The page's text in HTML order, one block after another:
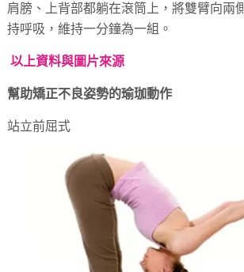
肩膀、上背部都躺在滾筒上，將雙臂向兩
持呼吸，維持一分鐘為一組。
以上資料與圖片來源
幫助矯正不良姿勢的瑜珈動作
站立前屈式